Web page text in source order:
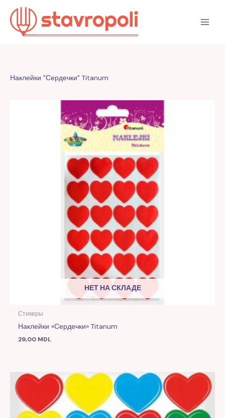
Перейти
содержимому
Наклейки "Сердечки" Titanum
НЕТ НА СКЛАДЕ
Стикеры
Наклейки «Сердечки» Titanum
29,00 MDL